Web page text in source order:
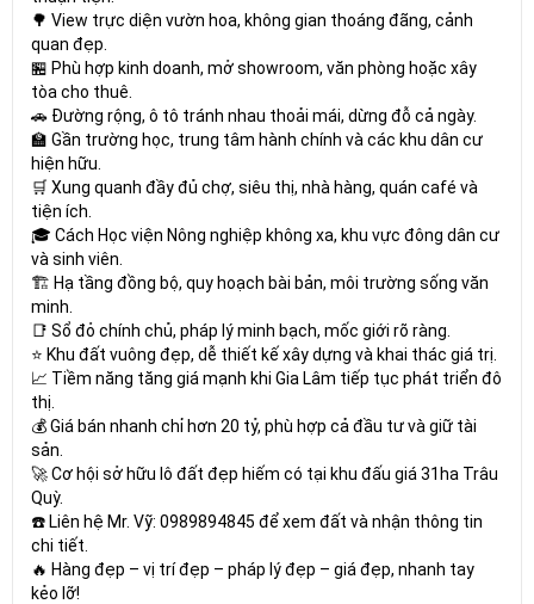
🌳 View trực diện vườn hoa, không gian thoáng đãng, cảnh
quan đẹp.
🏪 Phù hợp kinh doanh, mở showroom, văn phòng hoặc xây
tòa cho thuê.
🚗 Đường rộng, ô tô tránh nhau thoải mái, dừng đỗ cả ngày.
🏫 Gần trường học, trung tâm hành chính và các khu dân cư
hiện hữu.
🛒 Xung quanh đầy đủ chợ, siêu thị, nhà hàng, quán café và
tiện ích.
🎓 Cách Học viện Nông nghiệp không xa, khu vực đông dân cư
và sinh viên.
🏗️ Hạ tầng đồng bộ, quy hoạch bài bản, môi trường sống văn
minh.
📑 Sổ đỏ chính chủ, pháp lý minh bạch, mốc giới rõ ràng.
⭐ Khu đất vuông đẹp, dễ thiết kế xây dựng và khai thác giá trị.
📈 Tiềm năng tăng giá mạnh khi Gia Lâm tiếp tục phát triển đô
thị.
💰 Giá bán nhanh chỉ hơn 20 tỷ, phù hợp cả đầu tư và giữ tài
sản.
🚀 Cơ hội sở hữu lô đất đẹp hiếm có tại khu đấu giá 31ha Trâu
Quỳ.
☎️ Liên hệ Mr. Vỹ: 0989894845 để xem đất và nhận thông tin
chi tiết.
🔥 Hàng đẹp – vị trí đẹp – pháp lý đẹp – giá đẹp, nhanh tay
kẻo lỡ!